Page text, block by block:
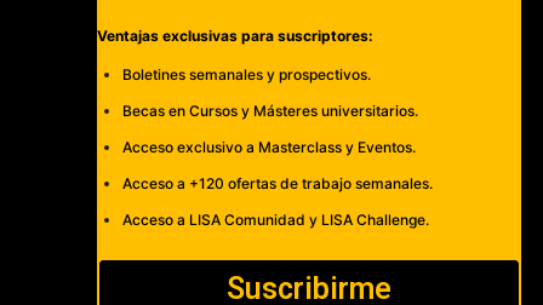
Ventajas exclusivas para suscriptores:
Boletines semanales y prospectivos.
Becas en Cursos y Másteres universitarios.
Acceso exclusivo a Masterclass y Eventos.
Acceso a +120 ofertas de trabajo semanales.
Acceso a LISA Comunidad y LISA Challenge.
Suscribirme